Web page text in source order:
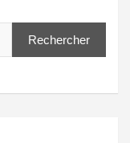
Rechercher